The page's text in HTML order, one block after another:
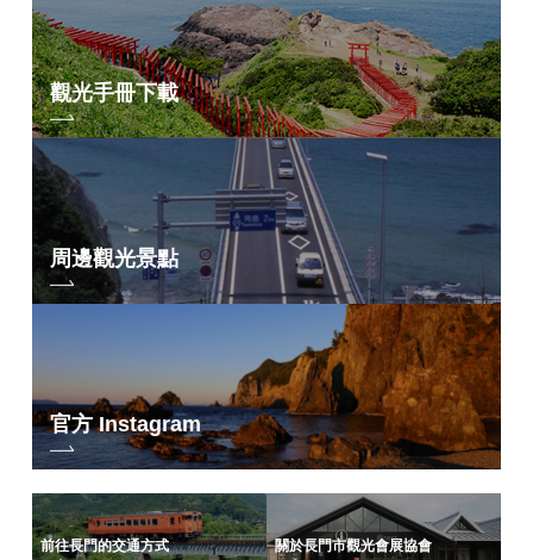
觀光手冊下載
周邊觀光景點
官方 Instagram
前往長門的交通方式 關於長門市觀光會展協會